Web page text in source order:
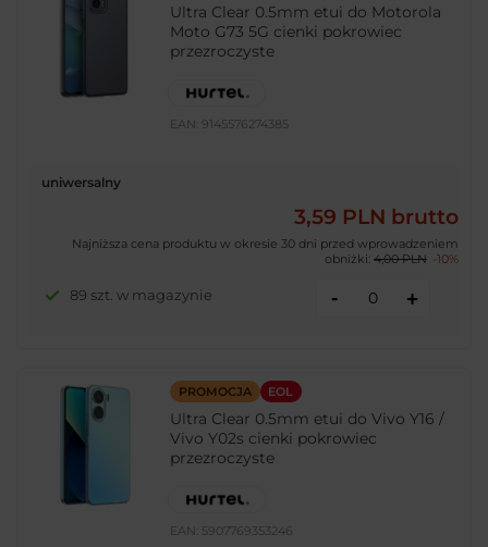
Ultra Clear 0.5mm etui do Motorola
Moto G73 5G cienki pokrowiec
przezroczyste
EAN: 9145576274385
uniwersalny
3,59 PLN brutto
Najniższa cena produktu w okresie 30 dni przed wprowadzeniem
obniżki: 4,00 PLN -10%
89 szt. w magazynie - +
PROMOCJA EOL
Ultra Clear 0.5mm etui do Vivo Y16 /
Vivo Y02s cienki pokrowiec
przezroczyste
EAN: 5907769353246